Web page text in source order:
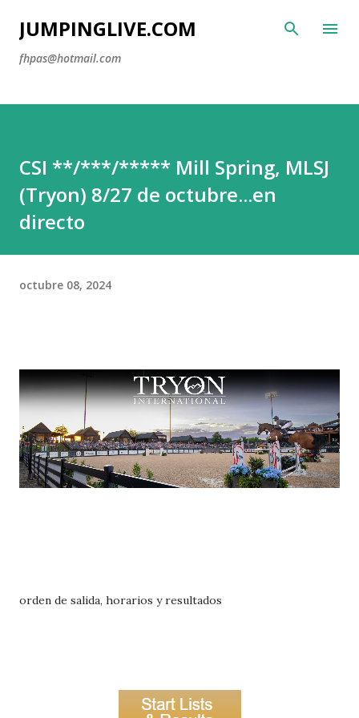
Ir al contenido principal
JUMPINGLIVE.COM
fhpas@hotmail.com
CSI **/***/***** Mill Spring, MLSJ
(Tryon) 8/27 de octubre...en
directo
octubre 08, 2024
orden de salida, horarios y resultados